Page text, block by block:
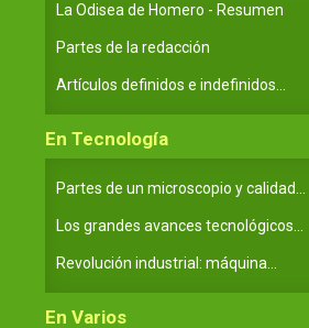
La Odisea de Homero - Resumen
Partes de la redacción
Artículos definidos e indefinidos...
En Tecnología
Partes de un microscopio y calidad...
Los grandes avances tecnológicos...
Revolución industrial: máquina...
En Varios